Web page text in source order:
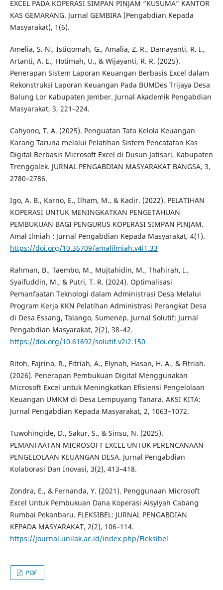
EXCEL PADA KOPERASI SIMPAN PINJAM “KUSUMA” KANTOR
KAS GEMARANG. Jurnal GEMBIRA (Pengabdian Kepada
Masyarakat), 1(6).
Amelia, S. N., Istiqomah, G., Amalia, Z. R., Damayanti, R. I.,
Artanti, A. E., Hotimah, U., & Wijayanti, R. R. (2025).
Penerapan Sistem Laporan Keuangan Berbasis Excel dalam
Rekonstruksi Laporan Keuangan Pada BUMDes Trijaya Desa
Balung Lor Kabupaten Jember. Jurnal Akademik Pengabdian
Masyarakat, 3, 221–224.
Cahyono, T. A. (2025). Penguatan Tata Kelola Keuangan
Karang Taruna melalui Pelatihan Sistem Pencatatan Kas
Digital Berbasis Microsoft Excel di Dusun Jatisari, Kabupaten
Trenggalek. JURNAL PENGABDIAN MASYARAKAT BANGSA, 3,
2780–2786.
Igo, A. B., Karno, E., Ilham, M., & Kadir. (2022). PELATIHAN
KOPERASI UNTUK MENINGKATKAN PENGETAHUAN
PEMBUKUAN BAGI PENGURUS KOPERASI SIMPAN PINJAM.
Amal Ilmiah : Jurnal Pengabdian Kepada Masyarakat, 4(1).
https://doi.org/10.36709/amalilmiah.v4i1.33
Rahman, B., Taembo, M., Mujtahidin, M., Thahirah, I.,
Syaifuddin, M., & Putri, T. R. (2024). Optimalisasi
Pemanfaatan Teknologi dalam Administrasi Desa Melalui
Program Kerja KKN Pelatihan Administrasi Perangkat Desa
di Desa Essang, Talango, Sumenep. Jurnal Solutif: Jurnal
Pengabdian Masyarakat, 2(2), 38–42.
https://doi.org/10.61692/solutif.v2i2.150
Ritoh, Fajrina, R., Fitriah, A., Elynah, Hasan, H. A., & Fitriah.
(2026). Penerapan Pembukuan Digital Menggunakan
Microsoft Excel untuk Meningkatkan Efisiensi Pengelolaan
Keuangan UMKM di Desa Lempuyang Tanara. AKSI KITA:
Jurnal Pengabdian Kepada Masyarakat, 2, 1063–1072.
Tuwohingide, D., Sakur, S., & Sinsu, N. (2025).
PEMANFAATAN MICROSOFT EXCEL UNTUK PERENCANAAN
PENGELOLAAN KEUANGAN DESA. Jurnal Pengabdian
Kolaborasi Dan Inovasi, 3(2), 413–418.
Zondra, E., & Fernanda, Y. (2021). Penggunaan Microsoft
Excel Untuk Pembukuan Dana Koperasi Aisyiyah Cabang
Rumbai Pekanbaru. FLEKSIBEL: JURNAL PENGABDIAN
KEPADA MASYARAKAT, 2(2), 106–114.
https://journal.unilak.ac.id/index.php/Fleksibel
PDF